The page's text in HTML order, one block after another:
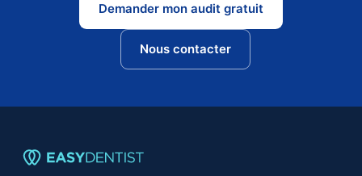
Demander mon audit gratuit
Nous contacter